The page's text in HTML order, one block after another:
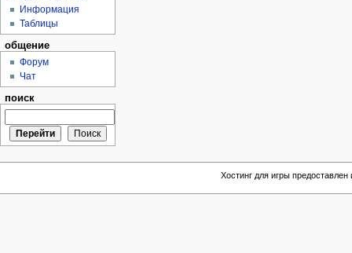
Информация
Таблицы
общение
Форум
Чат
поиск
Хостинг для игры